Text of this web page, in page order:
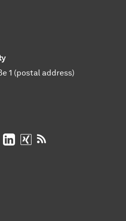
1 (postal address)
on Instagram
on Facebook
University on TikTok
University on BlueSky
Dortmund University on
TU Dortmund University on
TU Dortmund University